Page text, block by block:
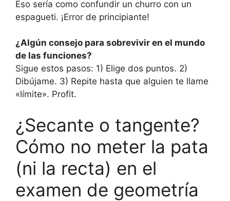
Eso sería como confundir un churro con un
espagueti. ¡Error de principiante!
¿Algún consejo para sobrevivir en el mundo
de las funciones?
Sigue estos pasos: 1) Elige dos puntos. 2)
Dibújame. 3) Repite hasta que alguien te llame
«límite». Profit.
¿Secante o tangente?
Cómo no meter la pata
(ni la recta) en el
examen de geometría